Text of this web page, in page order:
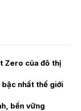
Zero của đô thị
nhất thế giới
bền vững